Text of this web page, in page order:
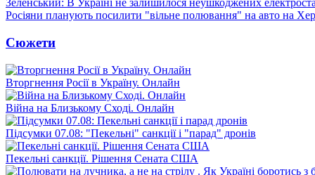
Зеленський: В Україні не залишилося неушкоджених
Росіяни планують посилити "вільне полювання" на авто на
Сюжети
Вторгнення Росії в Україну. Онлайн
Війна на Близькому Сході. Онлайн
Підсумки 07.08: "Пекельні" санкції і "парад" дронів
Пекельні санкції. Рішення Сената США